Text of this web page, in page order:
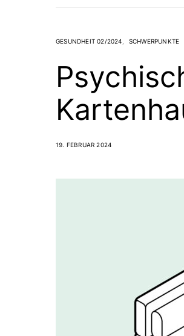
GESUNDHEIT 02/2024 SCHWERPUNKTE
19. FEBRUAR 2024